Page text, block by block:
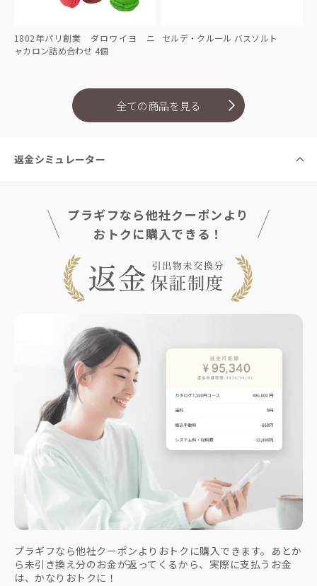
1802年パリ創業 ダロワイヨ ニ
ャカロン詰め合わせ 4個
セルデ・クルール バスソルト
全ての商品を見る
返金シミュレーター
プラギフなら他社クーポンより
おトクに購入できる！
プラギフなら他社クーポンよりおトクに購入できます。あとか
ら未引き換え分のお金が返ってくるから、実際に支払うお金
は、かなりおトクに！